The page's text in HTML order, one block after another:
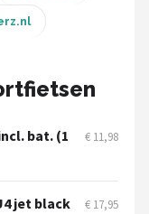
bat. (1
€ 11,98
jet black
€ 17,95